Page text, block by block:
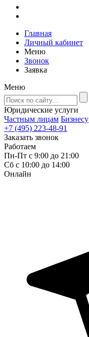
Главная
Личный кабинет
Меню
Звонок
Заявка
Меню
Юридические услуги
Частным лицам Бизнесу
+7 (495) 223-48-91
Заказать звонок
Работаем
Пн-Пт с 9:00 до 21:00
Сб с 10:00 до 14:00
Онлайн